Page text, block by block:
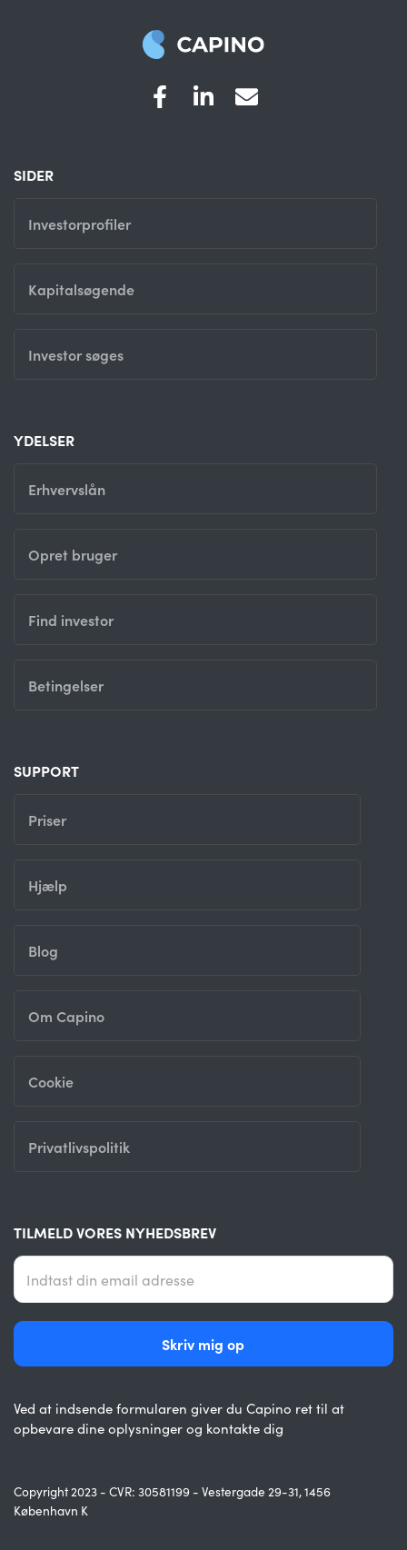
SIDER
Investorprofiler
Kapitalsøgende
Investor søges
YDELSER
Erhvervslån
Opret bruger
Find investor
Betingelser
SUPPORT
Priser
Hjælp
Blog
Om Capino
Cookie
Privatlivspolitik
TILMELD VORES NYHEDSBREV
Ved at indsende formularen giver du Capino ret til at
opbevare dine oplysninger og kontakte dig
Copyright 2023 - CVR: 30581199 - Vestergade 29-31, 1456
København K